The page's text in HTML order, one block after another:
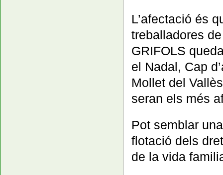
L’afectació és
treballadores
GRIFOLS
el Nadal, Cap
Mollet del
seran els més
Pot semblar
flotació dels
de la vida